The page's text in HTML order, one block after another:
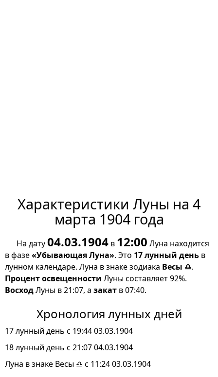
Характеристики Луны на 4
марта 1904 года
На дату04.03.1904 в 12:00 Луна находится
в фазе«Убывающая Луна». Это 17 лунный день в
лунном календаре. Луна в знаке зодиака Весы ♎.
Процент освещенности Луны составляет 92%.
ВосходЛуны в 21:07, а закат в 07:40.
Хронология лунных дней
17 лунный день с 19:44 03.03.1904
18 лунный день с 21:07 04.03.1904
Луна в знаке Весы ♎ с 11:24 03.03.1904